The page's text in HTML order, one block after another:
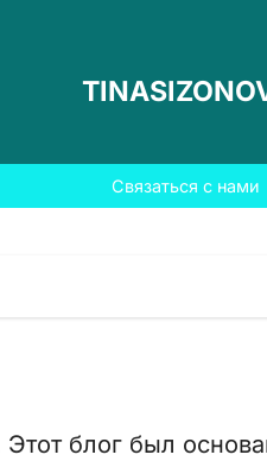
Связаться с нами
блог был